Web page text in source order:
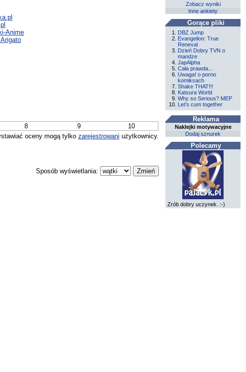
Anime
8 9
10
oceny mogą tylko zarejestrowani użytkownicy.
Sposób wyświetlania:
Zobacz wyniki
Inne ankiety
Gorące pliki
DBZ Jump
Evangelion: True
Reneval
Dzień Dobry TVN o
mandze
JapAlpha
Cała prawda...
Uwaga! o porno
komiksach
Shake THAT!!!
Katsura World
Why so Serious? MEP
Let’s cum together
Reklama
Naklejki motywacyjne
Dodaj sznurek
Polecamy
Zrób dobry uczynek. :-)